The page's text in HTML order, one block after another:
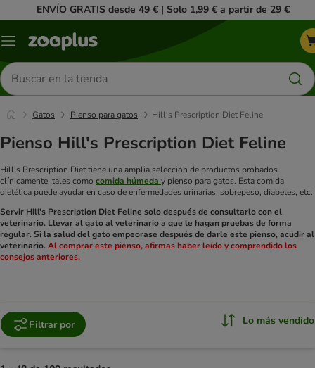
ENVÍO GRATIS desde 49 € | Solo 1,99 € a partir de 29 €
Menú
Buscar
productos
Gatos Pienso para gatos Hill's Prescription Diet Feline
Pienso Hill's Prescription Diet Feline
Hill's Prescription Diet tiene una amplia selección de productos probados
clínicamente, tales como comida húmeda y pienso para gatos. Esta comida
dietética puede ayudar en caso de enfermedades urinarias, sobrepeso, diabetes, etc.
Servir Hill's Prescription Diet Feline solo después de consultarlo con el
veterinario. Llevar al gato al veterinario a que le hagan pruebas de forma
regular. Si la salud del gato empeorase después de darle este pienso, acudir al
veterinario.Al comprar este pienso, afirmas haber leído y comprendido los
consejos anteriores.
Filtrar por Lo más vendido